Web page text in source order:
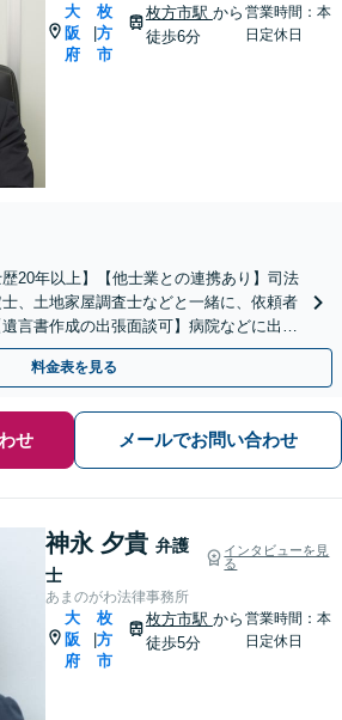
大
阪
府
|
枚
方
市
枚方市駅 から
徒歩6分
営業時間：本
日定休日
歴20年以上】【他士業との連携あり】司法
、土地家屋調査士などと一緒に、依頼者
言書作成の出張面談可】病院などに出張
対応します【枚方市駅6分】
料金表を見る
せ メールでお問い合わせ
神永 夕貴 弁護
士
インタビューを見
る
あまのがわ法律事務所
大
阪
府
|
枚
方
市
枚方市駅 から
徒歩5分
営業時間：本
日定休日